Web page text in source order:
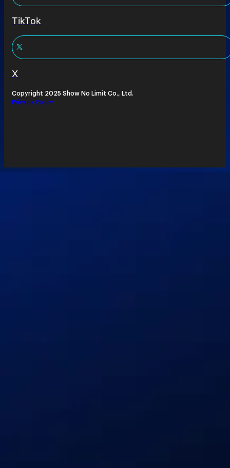
TikTok
X
Copyright 2025 Show No Limit Co., Ltd.
Privacy Policy